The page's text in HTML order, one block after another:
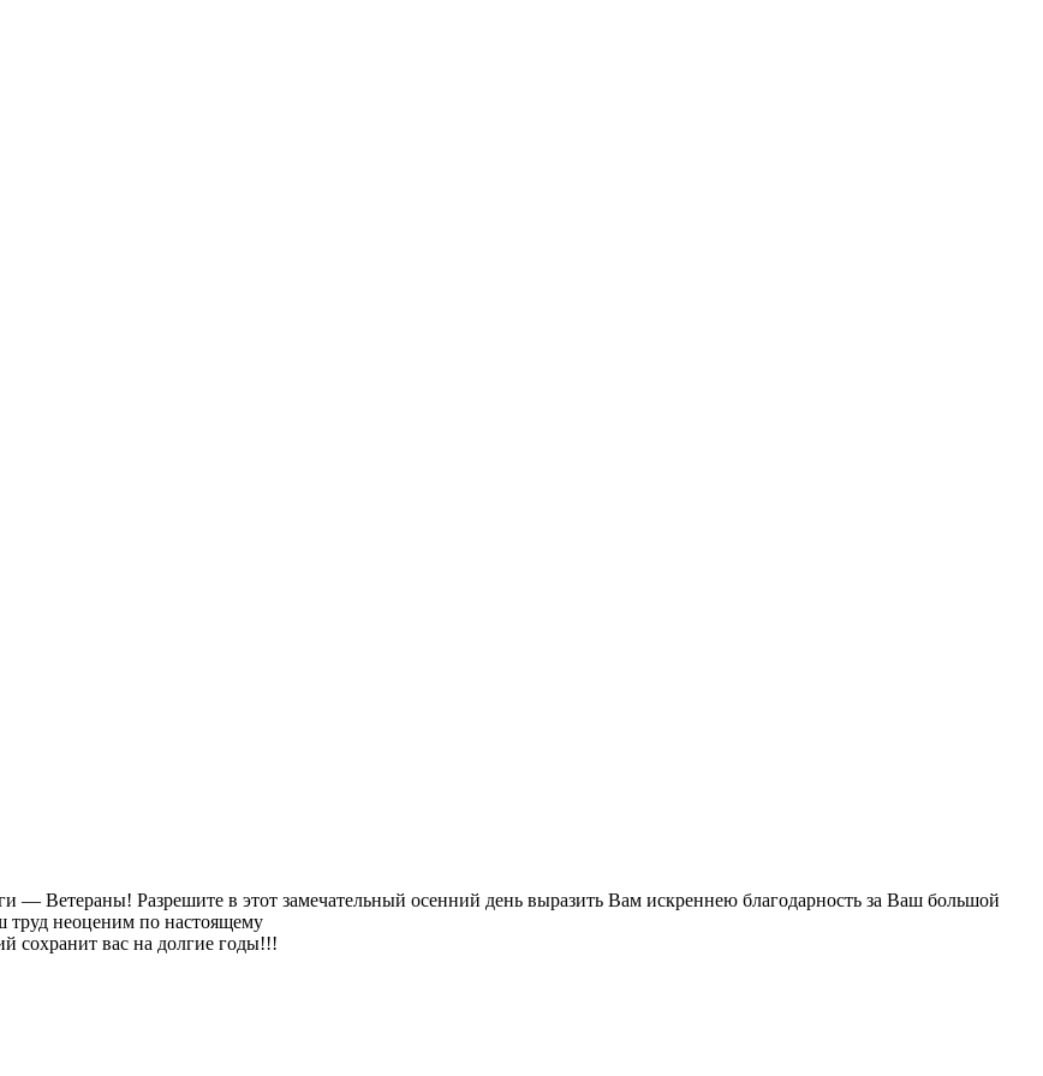
— Ветераны! Разрешите в этот замечательный осенний день выразить Вам искреннею благодарность за Ваш большой
труд неоценим по настоящему
сохранит вас на долгие годы!!!